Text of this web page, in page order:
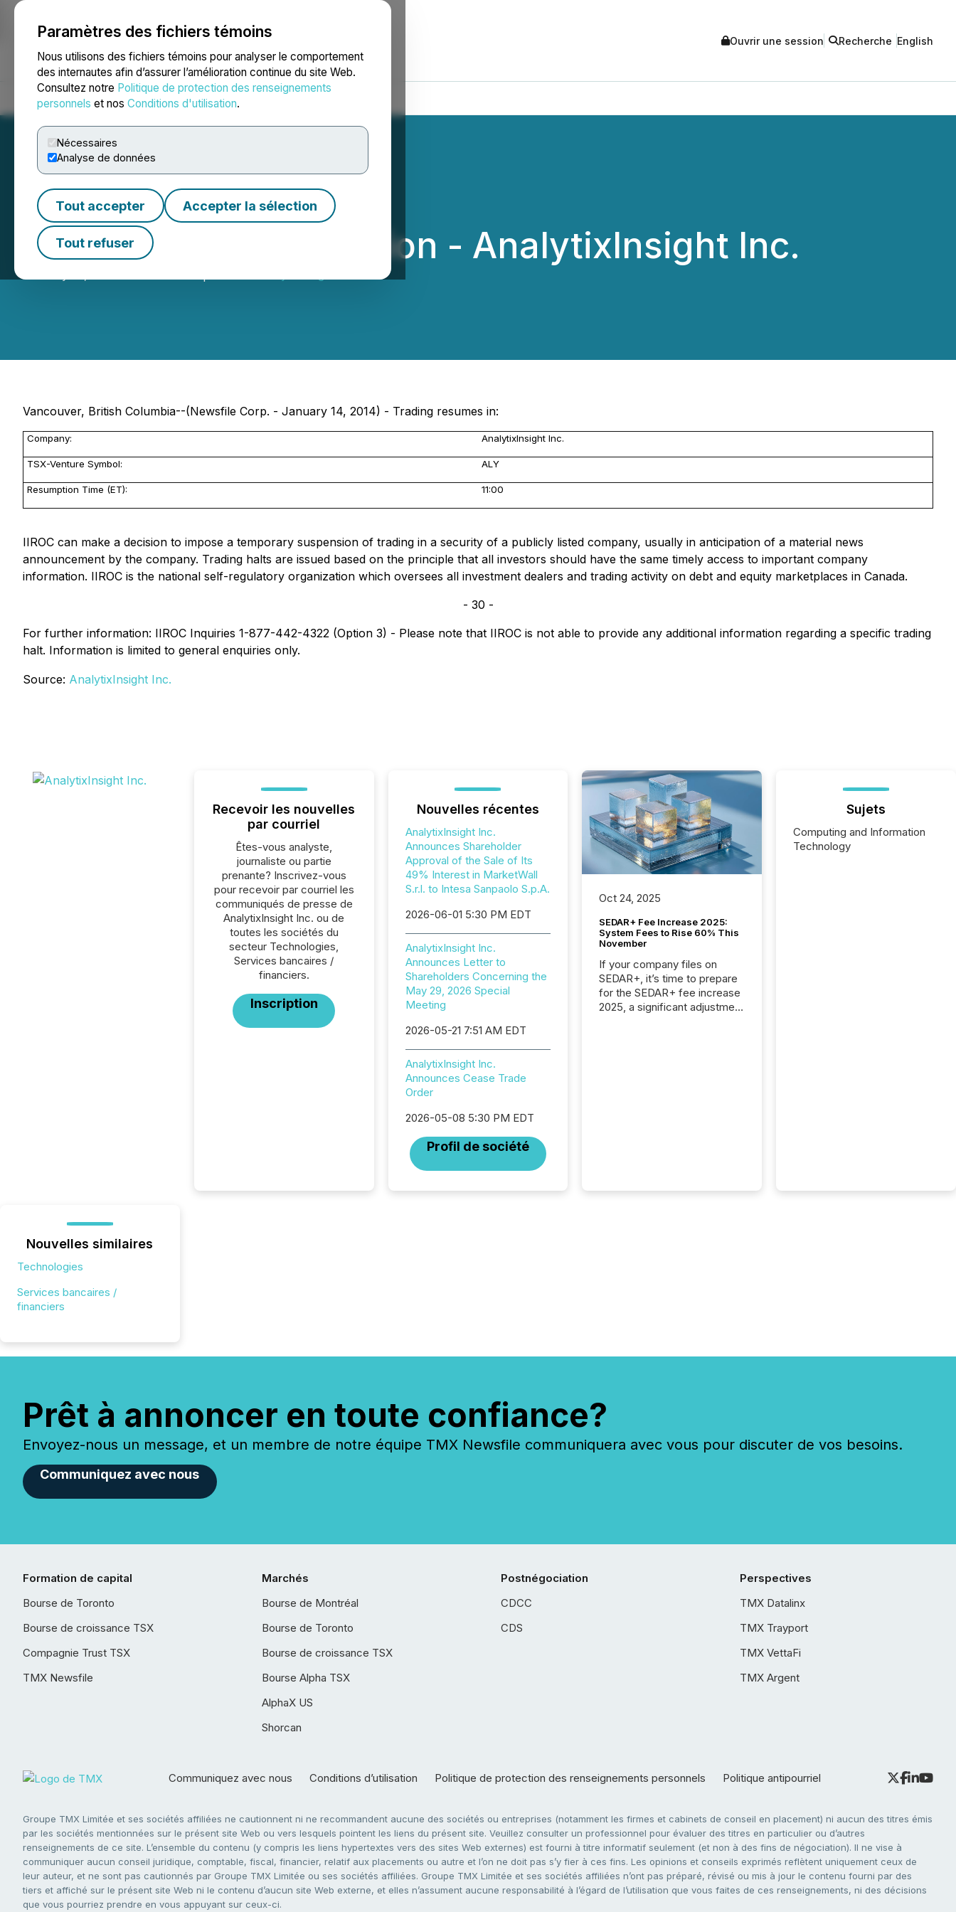
Paramètres des fichiers témoins
Nous utilisons des fichiers témoins pour analyser le comportement
des internautes afin d’assurer l’amélioration continue du site Web.
Consultez notre Politique de protection des renseignements
personnels et nos Conditions d'utilisation.
Nécessaires
Analyse de données
Tout accepter Accepter la sélection
Tout refuser
NEWSFILE Ouvrir une session Recherche English
Accueil À propos Services Salle de presse Blogue
IIROC Trade Resumption - AnalytixInsight Inc.
Vancouver, British Columbia--(Newsfile Corp. - January 14, 2014) - Trading resumes in:
Company: AnalytixInsight Inc.
TSX-Venture Symbol: ALY
Resumption Time (ET): 11:00
IIROC can make a decision to impose a temporary suspension of trading in a security of a publicly listed company, usually in anticipation of a material news
announcement by the company. Trading halts are issued based on the principle that all investors should have the same timely access to important company
information. IIROC is the national self-regulatory organization which oversees all investment dealers and trading activity on debt and equity marketplaces in Canada.
- 30 -
For further information: IIROC Inquiries 1-877-442-4322 (Option 3) - Please note that IIROC is not able to provide any additional information regarding a specific trading
halt. Information is limited to general enquiries only.
Source: AnalytixInsight Inc.
Recevoir les nouvelles
par courriel
Êtes-vous analyste,
journaliste ou partie
prenante? Inscrivez-vous
pour recevoir par courriel les
communiqués de presse de
AnalytixInsight Inc. ou de
toutes les sociétés du
secteur Technologies,
Services bancaires /
financiers.
Inscription
Nouvelles récentes
AnalytixInsight Inc.
Announces Shareholder
Approval of the Sale of Its
49% Interest in MarketWall
S.r.l. to Intesa Sanpaolo S.p.A.
2026-06-01 5:30 PM EDT
AnalytixInsight Inc.
Announces Letter to
Shareholders Concerning the
May 29, 2026 Special
Meeting
2026-05-21 7:51 AM EDT
AnalytixInsight Inc.
Announces Cease Trade
Order
2026-05-08 5:30 PM EDT
Profil de société
Oct 24, 2025
SEDAR+ Fee Increase 2025:
System Fees to Rise 60% This
November
If your company files on
SEDAR+, it’s time to prepare
for the SEDAR+ fee increase
2025, a significant adjustment
Sujets
Computing and Information
Technology
Nouvelles similaires
Technologies
Services bancaires /
financiers
Prêt à annoncer en toute confiance?
Envoyez-nous un message, et un membre de notre équipe TMX Newsfile communiquera avec vous pour discuter de vos besoins.
Communiquez avec nous
Formation de capital
Bourse de Toronto
Bourse de croissance TSX
Compagnie Trust TSX
TMX Newsfile
Marchés
Bourse de Montréal
Bourse de Toronto
Bourse de croissance TSX
Bourse Alpha TSX
AlphaX US
Shorcan
Postnégociation
CDCC
CDS
Perspectives
TMX Datalinx
TMX Trayport
TMX VettaFi
TMX Argent
Communiquez avec nous Conditions d’utilisation Politique de protection des renseignements personnels Politique antipourriel
Groupe TMX Limitée et ses sociétés affiliées ne cautionnent ni ne recommandent aucune des sociétés ou entreprises (notamment les firmes et cabinets de conseil en placement) ni aucun des titres émis
par les sociétés mentionnées sur le présent site Web ou vers lesquels pointent les liens du présent site. Veuillez consulter un professionnel pour évaluer des titres en particulier ou d’autres
renseignements de ce site. L’ensemble du contenu (y compris les liens hypertextes vers des sites Web externes) est fourni à titre informatif seulement (et non à des fins de négociation). Il ne vise à
communiquer aucun conseil juridique, comptable, fiscal, financier, relatif aux placements ou autre et l’on ne doit pas s’y fier à ces fins. Les opinions et conseils exprimés reflètent uniquement ceux de
leur auteur, et ne sont pas cautionnés par Groupe TMX Limitée ou ses sociétés affiliées. Groupe TMX Limitée et ses sociétés affiliées n’ont pas préparé, révisé ou mis à jour le contenu fourni par des
tiers et affiché sur le présent site Web ni le contenu d’aucun site Web externe, et elles n’assument aucune responsabilité à l’égard de l’utilisation que vous faites de ces renseignements, ni des décisions
que vous pourriez prendre en vous appuyant sur ceux-ci.